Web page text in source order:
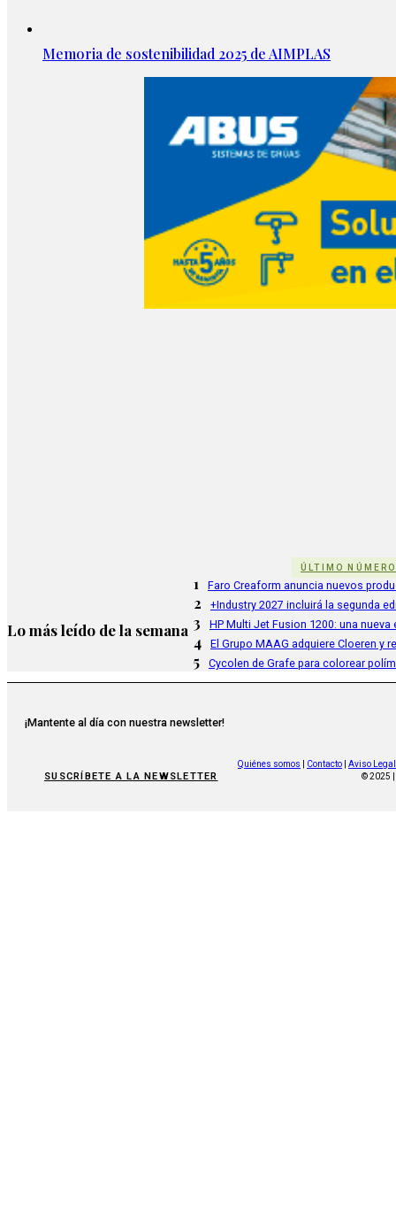
Memoria de sostenibilidad 2025 de AIMPLAS
ÚLTIMO NÚMERO
Lo más leído de la semana
1 Faro Creaform anuncia nuevos
2 +Industry 2027 incluirá la segunda
3 HP Multi Jet Fusion 1200: una
4 El Grupo MAAG adquiere Cloeren
5 Cycolen de Grafe para colorear
¡Mantente al día con nuestra newsletter!
SUSCRÍBETE A LA NEWSLETTER
Quiénes somos Contacto
Aviso Legal
© 2025